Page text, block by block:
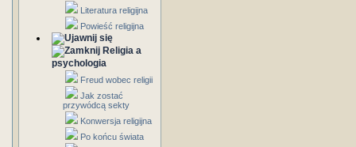
Literatura religijna
Powieść religijna
Religia a
psychologia
Freud wobec religii
Jak zostać
przywódcą sekty
Konwersja religijna
Po końcu świata